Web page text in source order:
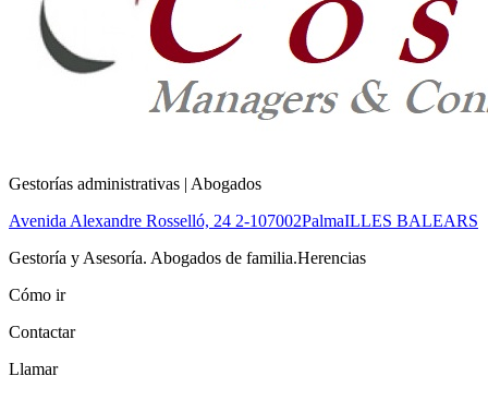
Gestorías administrativas | Abogados
Avenida Alexandre Rosselló, 24 2-107002PalmaILLES BALEARS
Gestoría y Asesoría. Abogados de familia.Herencias
Cómo ir
Contactar
Llamar